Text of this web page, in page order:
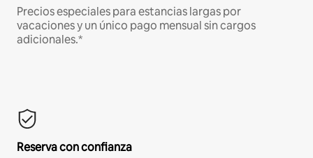
Precios especiales para estancias largas por
vacaciones y un único pago mensual sin cargos
adicionales.*
Reserva con confianza